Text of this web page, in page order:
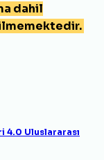
dahil
4.0 Uluslararası